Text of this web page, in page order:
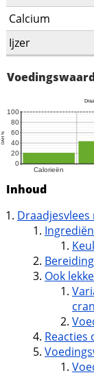
Calcium
Ijzer
Inhoud
Ook
Reacties